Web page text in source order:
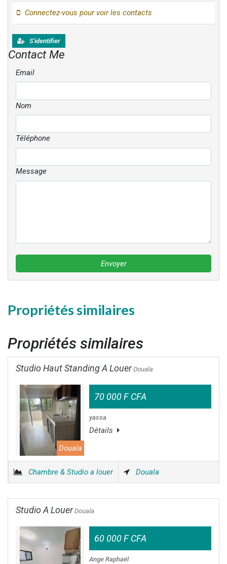
Connectez-vous pour voir les contacts
S'identifier
Contact Me
Email
Nom
Téléphone
Message
Envoyer
Propriétés similaires
Propriétés similaires
Studio Haut Standing A LouerDouala
Douala
70 000 F CFA
yassa
Détails
Chambre & Studio a louer Douala
Studio A LouerDouala
60 000 F CFA
Ange Raphaël